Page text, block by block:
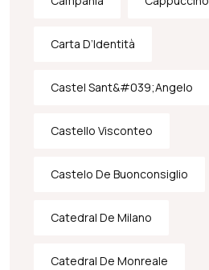
Carta D’Identità
Castel Sant&#039;Angelo
Castello Visconteo
Castelo De Buonconsiglio
Catedral De Milano
Catedral De Monreale